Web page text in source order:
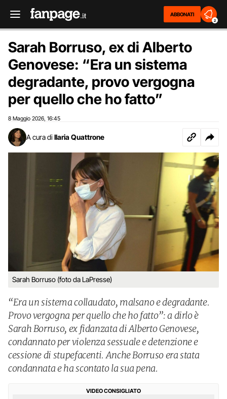
ABBONATI
2
Sarah Borruso, ex di Alberto
Genovese: “Era un sistema
degradante, provo vergogna
per quello che ho fatto”
8 Maggio 2026 16:45
A cura di Ilaria Quattrone
Sarah Borruso (foto da LaPresse)
“Era un sistema collaudato, malsano e degradante.
Provo vergogna per quello che ho fatto”: a dirlo è
Sarah Borruso, ex fidanzata di Alberto Genovese,
condannato per violenza sessuale e detenzione e
cessione di stupefacenti. Anche Borruso era stata
condannata e ha scontato la sua pena.
VIDEO CONSIGLIATO